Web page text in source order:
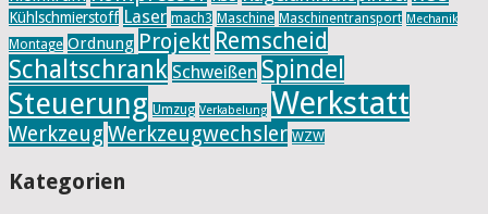
Kühlschmierstoff Laser mach3 Maschine Maschinentransport Mechanik
Montage Ordnung Projekt Remscheid
Schaltschrank Schweißen Spindel
Steuerung Umzug Verkabelung Werkstatt
Werkzeug Werkzeugwechsler WZW
Kategorien